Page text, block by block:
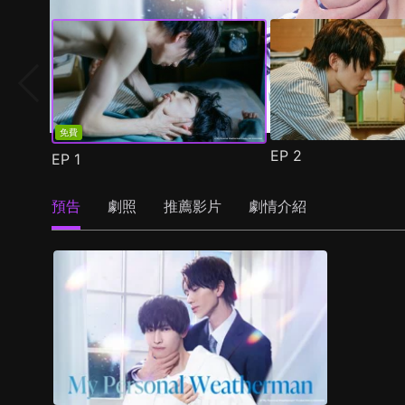
免費
EP 1 EP 2
預告 劇照 推薦影片 劇情介紹